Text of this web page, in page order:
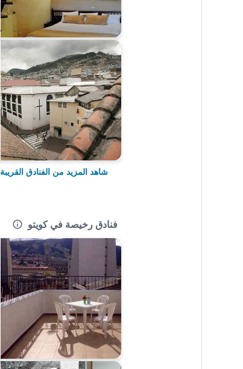
شاهد المزيد من الفنادق القريبة
فنادق رخيصة في كويتو